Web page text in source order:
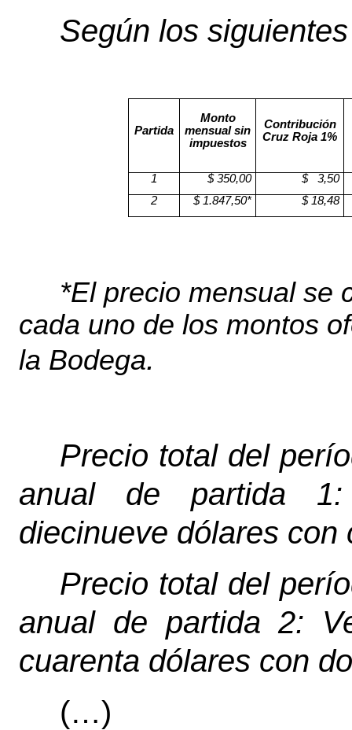
Según los
Partida
Monto
mensual sin
impuestos
Contribución
Cruz Roja 1%
1 $ 350,00 $
3,50
2
$ 1.847,50* $ 18,48
*El precio mensual se
cada uno de los montos
la Bodega.
Precio total del
anual de partida 1:
diecinueve dólares con
Precio total del
anual de partida 2:
cuarenta dólares con
(…)